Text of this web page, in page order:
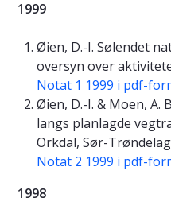
1999
Øien, D.-I. Sølendet
oversyn over
Notat 1 1999 i pdf-
Øien, D.-I. & Moen, A.
langs planlagde
Orkdal, Sør-
Notat 2 1999 i pdf-
1998